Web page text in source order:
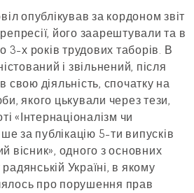
опублікував за кордоном звіт
його заарештували та в
3-х років трудових таборів. В
і звільнений, після
свою діяльність, спочатку на
якого цькували через тези,
«Інтернаціоналізм чи
за публікацію 5-ти випусків
вісник», одного з основних
Україні, в якому
про порушення прав